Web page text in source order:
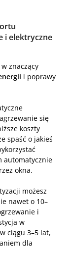
i elektryczne
w znaczący
i poprawy
się
koszty
spaść o jakieś
automatycznie
okna.
możesz
nawet o 10–
i
w
ciągu 3–5 lat,
dla